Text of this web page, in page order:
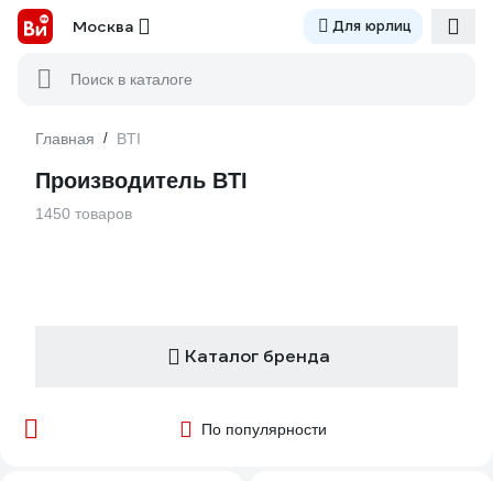
Москва Для юрлиц
Поиск в каталоге
Главная / BTI
Производитель BTI
1450 товаров
Каталог бренда
По популярности